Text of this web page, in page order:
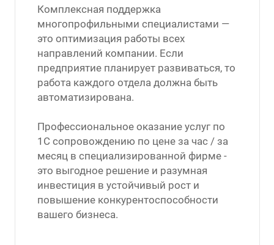
Комплексная поддержка
многопрофильными специалистами —
это оптимизация работы всех
направлений компании. Если
предприятие планирует развиваться, то
работа каждого отдела должна быть
автоматизирована.
Профессиональное оказание услуг по
1С сопровождению по цене за час / за
месяц в специализированной фирме -
это выгодное решение и разумная
инвестиция в устойчивый рост и
повышение конкурентоспособности
вашего бизнеса.